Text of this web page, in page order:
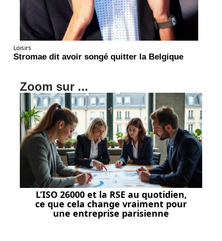
Loisirs
Stromae dit avoir songé quitter la Belgique
Zoom sur ...
L’ISO 26000 et la RSE au quotidien,
ce que cela change vraiment pour
une entreprise parisienne